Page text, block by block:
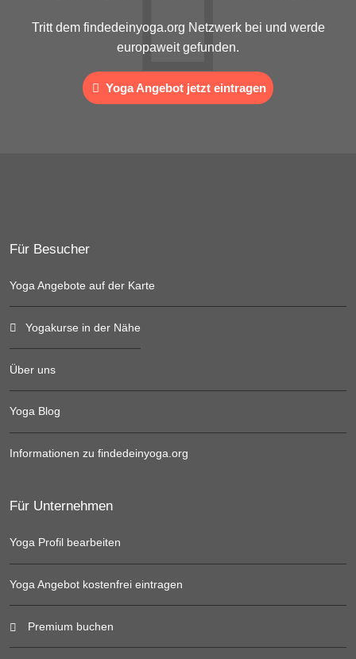
Tritt dem findedeinyoga.org Netzwerk bei und werde
europaweit gefunden.
Yoga Angebot jetzt eintragen
Für Besucher
Yoga Angebote auf der Karte
Yogakurse in der Nähe
Über uns
Yoga Blog
Informationen zu findedeinyoga.org
Für Unternehmen
Yoga Profil bearbeiten
Yoga Angebot kostenfrei eintragen
Premium buchen